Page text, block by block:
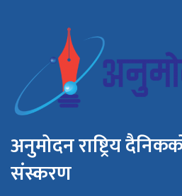
अनुमोदन राष्ट्रिय
संस्करण